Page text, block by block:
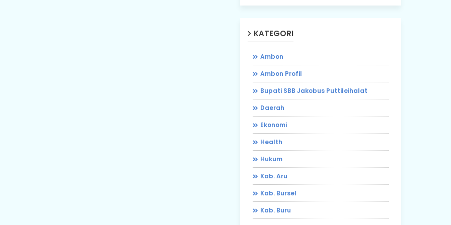
KATEGORI
Ambon
Ambon Profil
Bupati SBB Jakobus Puttileihalat
Daerah
Ekonomi
Health
Hukum
Kab. Aru
Kab. Bursel
Kab. Buru